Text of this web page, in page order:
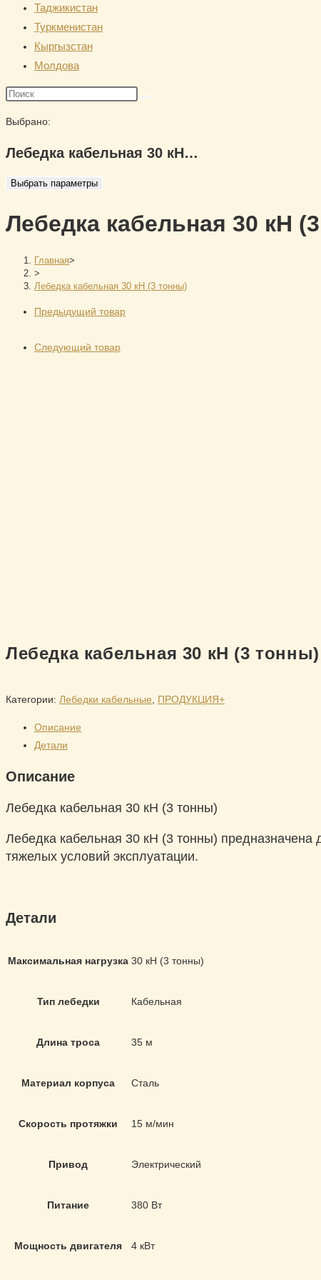
Таджикистан
Туркменистан
Кыргызстан
Молдова
Поиск
сайте
Выбрано:
Лебедка кабельная 30 кН…
Выбрать параметры
Лебедка кабельная 30 кН
Главная>
>
Лебедка кабельная 30 кН (3 тонны)
Предыдущий товар
Следующий товар
Лебедка кабельная 30 кН (3 тонны)
Категории: Лебедки кабельные ПРОДУКЦИЯ+
Описание
Детали
Описание
Лебедка кабельная 30 кН (3 тонны)
Лебедка кабельная 30 кН (3 тонны)
тяжелых условий эксплуатации.
Детали
Максимальная нагрузка 30 кН (3 тонны)
Тип лебедки Кабельная
Длина троса 35 м
Материал корпуса Сталь
Скорость протяжки 15 м/мин
Привод Электрический
Питание 380 Вт
Мощность двигателя 4 кВт